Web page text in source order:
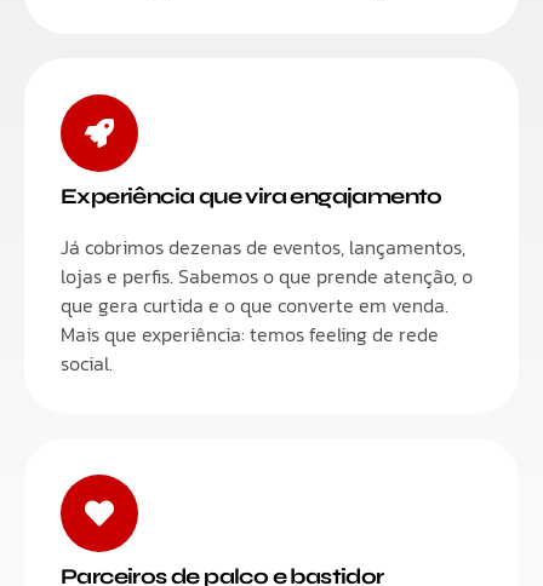
Experiência que vira engajamento
Já cobrimos dezenas de eventos, lançamentos,
lojas e perfis. Sabemos o que prende atenção, o
que gera curtida e o que converte em venda.
Mais que experiência: temos feeling de rede
social.
Parceiros de palco e bastidor